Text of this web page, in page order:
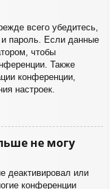
всего убедитесь,
и пароль. Если данные
чтобы
Также
конференции,
настроек.
не могу
деактивировал или
конференции